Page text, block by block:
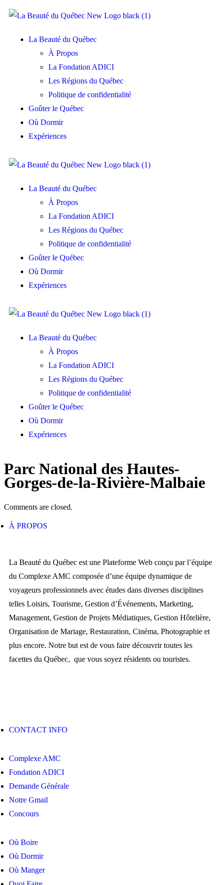
La Beauté du Québec
À Propos
La Fondation ADICI
Les Régions du Québec
Politique de confidentialité
Goûter le Québec
Où Dormir
Expériences
La Beauté du Québec
À Propos
La Fondation ADICI
Les Régions du Québec
Politique de confidentialité
Goûter le Québec
Où Dormir
Expériences
La Beauté du Québec
À Propos
La Fondation ADICI
Les Régions du Québec
Politique de confidentialité
Goûter le Québec
Où Dormir
Expériences
Parc National des Hautes-
Gorges-de-la-Rivière-Malbaie
Comments are closed.
À PROPOS
La Beauté du Québec est une Plateforme Web conçu par l’équipe
du Complexe AMC composée d’une équipe dynamique de
voyageurs professionnels avec études dans diverses disciplines
telles Loisirs, Tourisme, Gestion d’Événements, Marketing,
Management, Gestion de Projets Médiatiques, Gestion Hôtelière,
Organisation de Mariage, Restauration, Cinéma, Photographie et
plus encore. Notre but est de vous faire découvrir toutes les
facettes du Québec, que vous soyez résidents ou touristes.
CONTACT INFO
Complexe AMC
Fondation ADICI
Demande Générale
Notre Gmail
Concours
Où Boire
Où Dormir
Où Manger